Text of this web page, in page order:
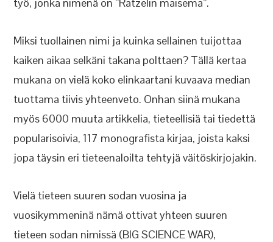
Miksi tuollainen nimi ja kuinka sellainen tuijottaa
kaiken aikaa selkäni takana polttaen? Tällä kertaa
mukana on vielä koko elinkaartani kuvaava median
tuottama tiivis yhteenveto. Onhan siinä mukana
myös 6000 muuta artikkelia, tieteellisiä tai tiedettä
popularisoivia, 117 monografista kirjaa, joista kaksi
jopa täysin eri tieteenaloilta tehtyjä väitöskirjojakin.
Vielä tieteen suuren sodan vuosina ja
vuosikymmeninä nämä ottivat yhteen suuren
tieteen sodan nimissä (BIG SCIENCE WAR),